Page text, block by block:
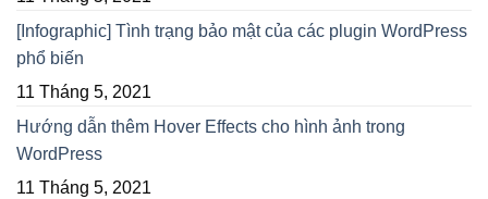
[Infographic] Tình trạng bảo mật của các plugin WordPress
phổ biến
11 Tháng 5, 2021
Hướng dẫn thêm Hover Effects cho hình ảnh trong
WordPress
11 Tháng 5, 2021